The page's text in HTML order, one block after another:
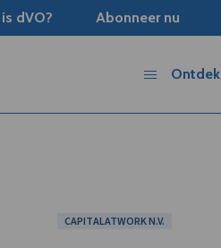
dVO? Abonneer nu
Ontdek
CAPITALATWORK N.V.